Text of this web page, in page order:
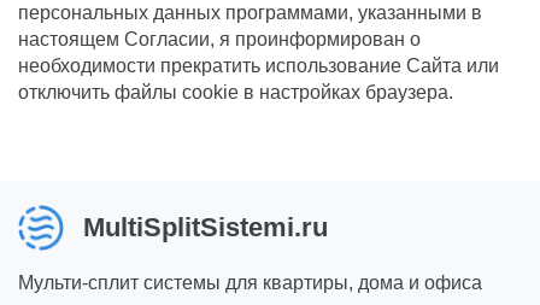
персональных данных программами, указанными в
настоящем Согласии, я проинформирован о
необходимости прекратить использование Сайта или
отключить файлы cookie в настройках браузера.
MultiSplitSistemi.ru
Мульти-сплит системы для квартиры, дома и офиса